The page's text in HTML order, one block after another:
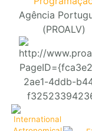
Agência
(PROALV)